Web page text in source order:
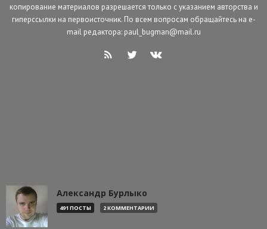
копирование материалов разрешается только с указанием авторства и
гиперссылки на первоисточник. По всем вопросам обращайтесь на e-
mail редактора: paul_bugman@mail.ru
Александр Бурлыко
491 ПОСТЫ 2 КОММЕНТАРИИ